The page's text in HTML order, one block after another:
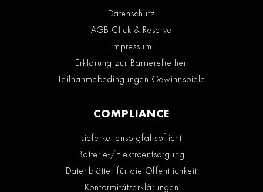
Datenschutz
AGB Click & Reserve
Impressum
Erklärung zur Barrierefreiheit
Teilnahmebedingungen Gewinnspiele
COMPLIANCE
Lieferkettensorgfaltspflicht
Batterie-/Elektroentsorgung
Datenblätter für die Öffentlichkeit
Konformitätserklärungen